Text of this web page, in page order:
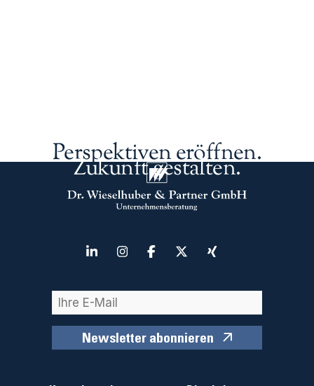
Newsletter abonnieren
Perspektiven eröffnen.
Zukunft gestalten.